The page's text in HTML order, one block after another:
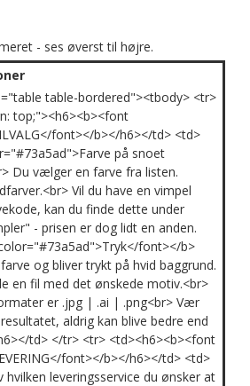
- ses øverst til højre.
table-bordered"><tbody> <tr>
top;"><h6><b><font
font></b></h6></td> <td>
på snoet
Du vælger en farve fra listen.
Vil du have en vimpel
kan du finde dette under
- prisen er dog lidt en anden.
font></b>
og bliver trykt på hvid baggrund.
en fil med det ønskede motiv.<br>
er .jpg | .ai | .png<br> Vær
aldrig kan blive bedre end
td> </tr> <tr> <td><h6><b><font
font></b></h6></td> <td>
leveringsservice du ønsker at